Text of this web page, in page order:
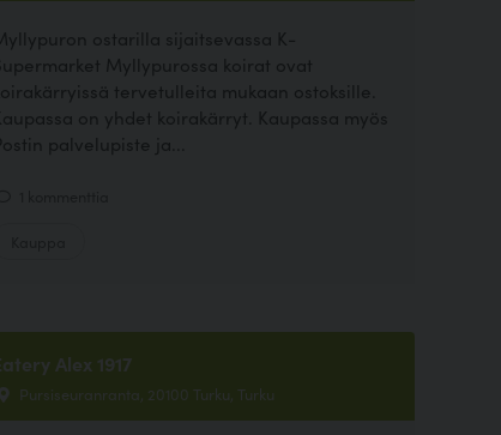
ostarilla sijaitsevassa K-
Myllypurossa koirat ovat
koirakärryissä tervetulleita mukaan ostoksille.
on yhdet koirakärryt. Kaupassa myös
palvelupiste ja...
Alex 1917
Pursiseuranranta, 20100 Turku, Turku